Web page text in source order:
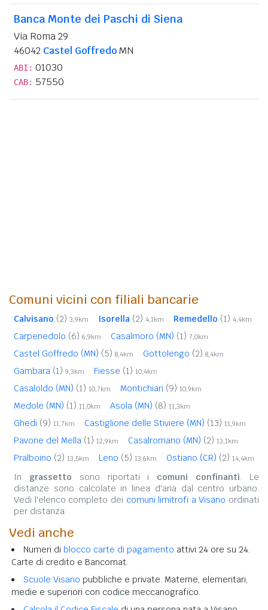
Banca Monte dei Paschi di Siena
Via Roma 29
46042 Castel GoffredoMN
ABI: 01030
CAB: 57550
Comuni vicini con filiali bancarie
Calvisano (2) 3,9km Isorella (2) 4,1km Remedello (1) 4,4km
Carpenedolo (6) 6,9km Casalmoro (MN) (1) 7,0km
Castel Goffredo (MN) (5) 8,4km Gottolengo (2) 8,4km
Gambara (1) 9,3km Fiesse (1) 10,4km
Casaloldo (MN) (1) 10,7km Montichiari (9) 10,9km
Medole (MN) (1) 11,0km Asola (MN) (8) 11,3km
Ghedi (9) 11,7km Castiglione delle Stiviere (MN) (13) 11,9km
Pavone del Mella (1) 12,9km Casalromano (MN) (2) 13,1km
Pralboino (2) 13,5km Leno (5) 13,6km Ostiano (CR) (2) 14,4km
In grassetto sono riportati i comuni confinanti. Le
distanze sono calcolate in linea d'aria dal centro urbano.
Vedi l'elenco completo dei comuni limitrofi a Visano ordinati
per distanza.
Vedi anche
Numeri di blocco carte di pagamento attivi 24 ore su 24.
Carte di credito e Bancomat.
Scuole Visano pubbliche e private. Materne, elementari,
medie e superiori con codice meccanografico.